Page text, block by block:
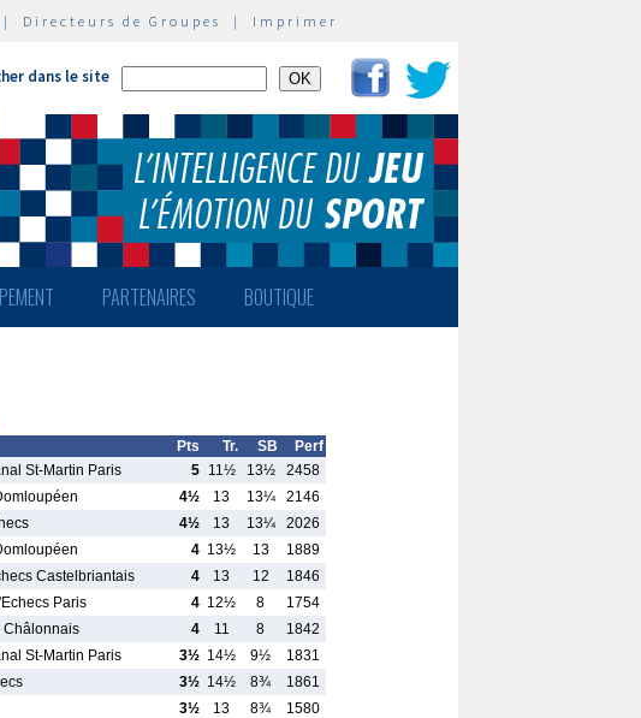
| Directeurs de Groupes | Imprimer
dans le site
PARTENAIRES BOUTIQUE
Pts Tr. SB
Perf
St-Martin Paris 5 11½ 13½
2458
4½ 13 13¼
2146
4½ 13 13¼
2026
4 13½ 13
1889
Castelbriantais 4 13 12
1846
Paris 4 12½ 8
1754
Châlonnais 4 11 8
1842
St-Martin Paris 3½ 14½ 9½
1831
3½ 14½ 8¾
1861
3½ 13 8¾
1580